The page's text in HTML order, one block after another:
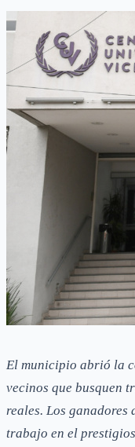
El municipio abrió la
vecinos que busquen
reales. Los ganadores
trabajo en el